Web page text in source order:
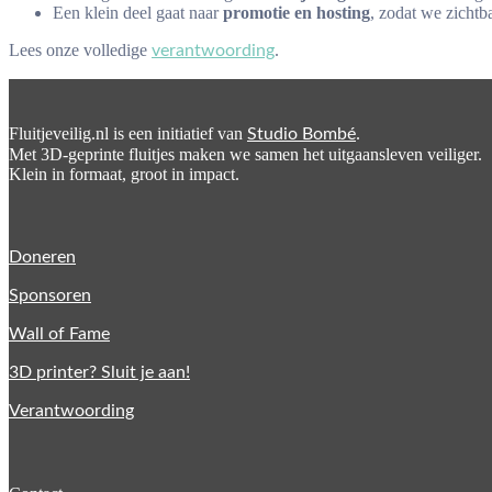
Een klein deel gaat naarpromotie en hosting, zodat we
Lees onze volledige verantwoording.
Fluitjeveilig.nl is een initiatief van Studio Bombé.
Met 3D-geprinte fluitjes maken we samen het uitgaansleven veiliger.
Klein in formaat, groot in impact.
Doneren
Sponsoren
Wall of Fame
3D printer? Sluit je aan!
Verantwoording